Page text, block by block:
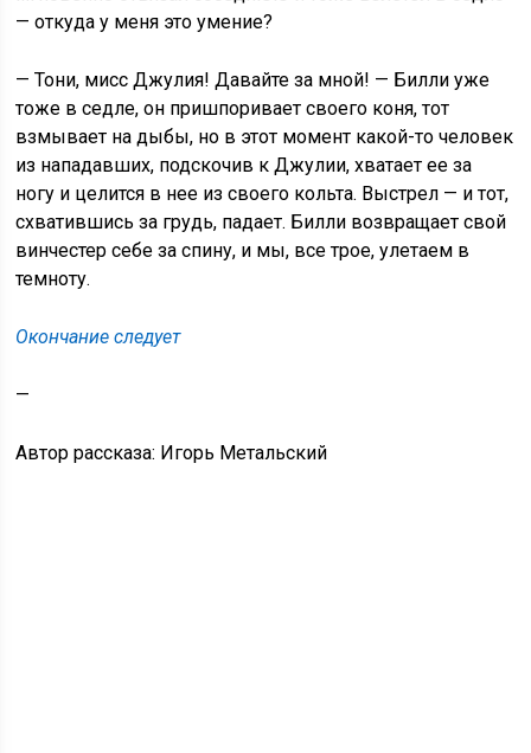
— откуда у меня это умение?
— Тони, мисс Джулия! Давайте за мной! — Билли уже
тоже в седле, он пришпоривает своего коня, тот
взмывает на дыбы, но в этот момент какой-то человек
из нападавших, подскочив к Джулии, хватает ее за
ногу и целится в нее из своего кольта. Выстрел — и тот,
схватившись за грудь, падает. Билли возвращает свой
винчестер себе за спину, и мы, все трое, улетаем в
темноту.
Окончание следует
—
Автор рассказа: Игорь Метальский